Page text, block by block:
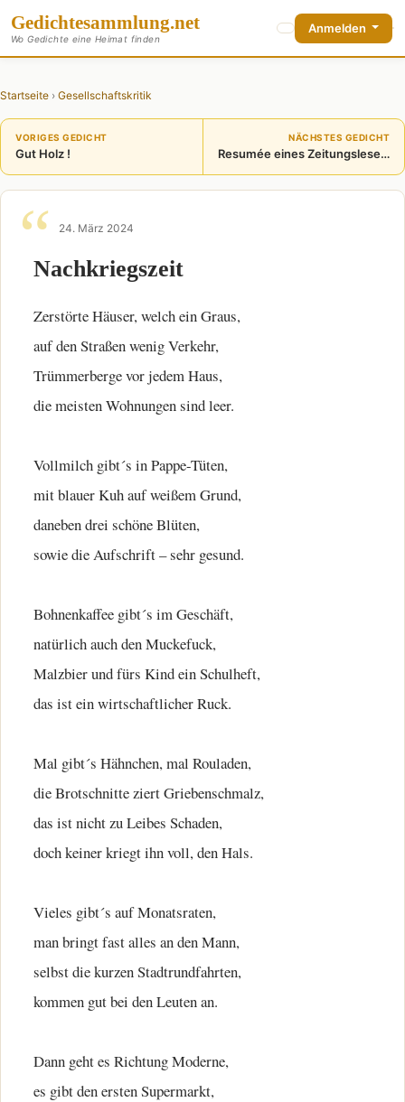
Gedichtesammlung.net
Wo Gedichte eine Heimat finden
Anmelden
Startseite › Gesellschaftskritik
VORIGES GEDICHT
Gut Holz !
NÄCHSTES GEDICHT
Resumée eines Zeitungslesers
24. März 2024
Nachkriegszeit
Zerstörte Häuser, welch ein Graus,
auf den Straßen wenig Verkehr,
Trümmerberge vor jedem Haus,
die meisten Wohnungen sind leer.
Vollmilch gibt´s in Pappe-Tüten,
mit blauer Kuh auf weißem Grund,
daneben drei schöne Blüten,
sowie die Aufschrift – sehr gesund.
Bohnenkaffee gibt´s im Geschäft,
natürlich auch den Muckefuck,
Malzbier und fürs Kind ein Schulheft,
das ist ein wirtschaftlicher Ruck.
Mal gibt´s Hähnchen, mal Rouladen,
die Brotschnitte ziert Griebenschmalz,
das ist nicht zu Leibes Schaden,
doch keiner kriegt ihn voll, den Hals.
Vieles gibt´s auf Monatsraten,
man bringt fast alles an den Mann,
selbst die kurzen Stadtrundfahrten,
kommen gut bei den Leuten an.
Dann geht es Richtung Moderne,
es gibt den ersten Supermarkt,